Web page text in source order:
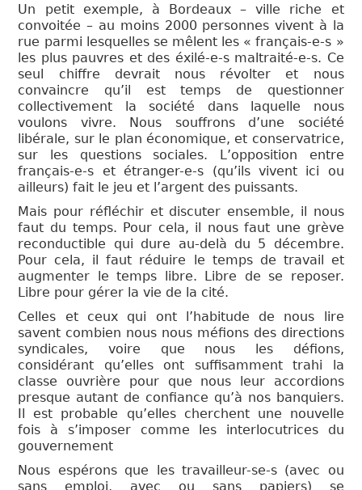
Un petit exemple, à Bordeaux – ville riche et
convoitée – au moins 2000 personnes vivent à la
rue parmi lesquelles se mêlent les « français-e-s »
les plus pauvres et des éxilé-e-s maltraité-e-s. Ce
seul chiffre devrait nous révolter et nous
convaincre qu’il est temps de questionner
collectivement la société dans laquelle nous
voulons vivre. Nous souffrons d’une société
libérale, sur le plan économique, et conservatrice,
sur les questions sociales. L’opposition entre
français-e-s et étranger-e-s (qu’ils vivent ici ou
ailleurs) fait le jeu et l’argent des puissants.
Mais pour réfléchir et discuter ensemble, il nous
faut du temps. Pour cela, il nous faut une grève
reconductible qui dure au-delà du 5 décembre.
Pour cela, il faut réduire le temps de travail et
augmenter le temps libre. Libre de se reposer.
Libre pour gérer la vie de la cité.
Celles et ceux qui ont l’habitude de nous lire
savent combien nous nous méfions des directions
syndicales, voire que nous les défions,
considérant qu’elles ont suffisamment trahi la
classe ouvrière pour que nous leur accordions
presque autant de confiance qu’à nos banquiers.
Il est probable qu’elles cherchent une nouvelle
fois à s’imposer comme les interlocutrices du
gouvernement
Nous espérons que les travailleur-se-s (avec ou
sans emploi, avec ou sans papiers) se